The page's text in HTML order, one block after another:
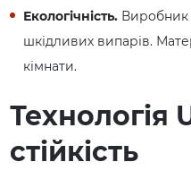
Екологічність. Виробник
шкідливих випарів.
кімнати.
Технологія
стійкість